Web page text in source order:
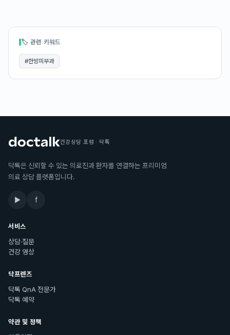
🏷 관련 키워드
#한방피부과
건강상담 포럼 · 닥톡
닥톡은 신뢰할 수 있는 의료진과 환자를 연결하는 프리미엄
의료 상담 플랫폼입니다.
▶ f
서비스
상담·질문
건강 영상
닥프렌즈
닥톡 QnA 전문가
닥톡 예약
약관 및 정책